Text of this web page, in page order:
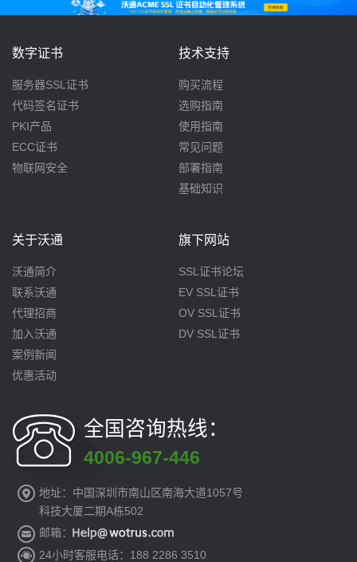
数字证书
服务器SSL证书
代码签名证书
PKI产品
ECC证书
物联网安全
技术支持
购买流程
选购指南
使用指南
常见问题
部署指南
基础知识
关于沃通
沃通简介
联系沃通
代理招商
加入沃通
案例新闻
优惠活动
旗下网站
SSL证书论坛
EV SSL证书
OV SSL证书
DV SSL证书
全国咨询热线：
4006-967-446
地址：中国深圳市南山区南海大道1057号
科技大厦二期A栋502
邮箱：
24小时客服电话：188 2286 3510